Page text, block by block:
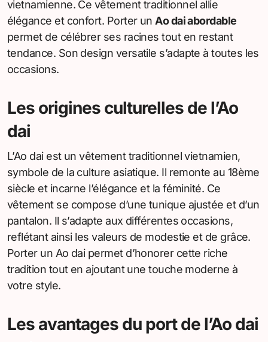
vietnamienne. Ce vêtement traditionnel allie
élégance et confort. Porter unAo dai abordable
permet de célébrer ses racines tout en restant
tendance. Son design versatile s’adapte à toutes les
occasions.
Les origines culturelles de l’Ao
dai
L’Ao dai est un vêtement traditionnel vietnamien,
symbole de la culture asiatique. Il remonte au 18ème
siècle et incarne l’élégance et la féminité. Ce
vêtement se compose d’une tunique ajustée et d’un
pantalon. Il s’adapte aux différentes occasions,
reflétant ainsi les valeurs de modestie et de grâce.
Porter un Ao dai permet d’honorer cette riche
tradition tout en ajoutant une touche moderne à
votre style.
Les avantages du port de l’Ao dai